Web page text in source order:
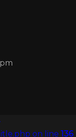
on line 136